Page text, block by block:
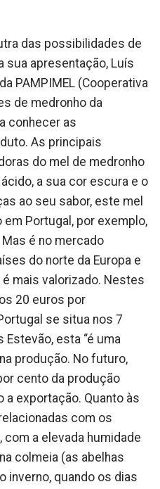
das possibilidades de
sua apresentação, Luís
PAMPIMEL (Cooperativa
de medronho da
conhecer as
As principais
do mel de medronho
a sua cor escura e o
ao seu sabor, este mel
Portugal, por exemplo,
é no mercado
do norte da Europa e
é mais valorizado. Nestes
20 euros por
se situa nos 7
esta “é uma
produção. No futuro,
cento da produção
a exportação. Quanto às
com os
a elevada humidade
colmeia (as abelhas
inverno, quando os dias